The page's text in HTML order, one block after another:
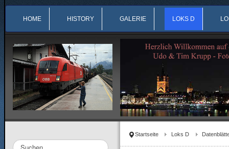
HOME HISTORY GALERIE LOKS D
Startseite Loks D
Suchen